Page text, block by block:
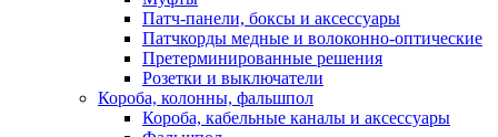
Патч-панели, боксы и аксессуары
Патчкорды медные и волоконно-оптические
Претерминированные решения
Розетки и выключатели
Короба, колонны, фальшпол
Короба, кабельные каналы и аксессуары